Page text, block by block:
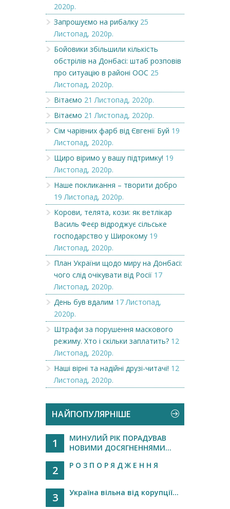
2020р.
Запрошуємо на рибалку 25
Листопад, 2020р.
Бойовики збільшили кількість
обстрілів на Донбасі: штаб розповів
про ситуацію в районі ООС 25
Листопад, 2020р.
Вітаємо 21 Листопад, 2020р.
Вітаємо 21 Листопад, 2020р.
Сім чарівних фарб від Євгенії Буй 19
Листопад, 2020р.
Щиро віримо у вашу підтримку! 19
Листопад, 2020р.
Наше покликання – творити добро
19 Листопад, 2020р.
Корови, телята, кози: як ветлікар
Василь Феєр відроджує сільське
господарство у Широкому 19
Листопад, 2020р.
План України щодо миру на Донбасі:
чого слід очікувати від Росії 17
Листопад, 2020р.
День був вдалим 17 Листопад,
2020р.
Штрафи за порушення маскового
режиму. Хто і скільки заплатить? 12
Листопад, 2020р.
Наші вірні та надійні друзі-читачі! 12
Листопад, 2020р.
НАЙПОПУЛЯРНІШЕ
1
МИНУЛИЙ РІК ПОРАДУВАВ
НОВИМИ ДОСЯГНЕННЯМИ...
2 Р О З П О Р Я Д Ж Е Н Н Я
3 Україна вільна від корупції...